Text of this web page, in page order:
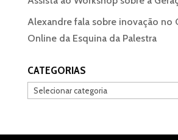
Alexandre fala sobre inovação no
Online da Esquina da Palestra
CATEGORIAS
Categorias